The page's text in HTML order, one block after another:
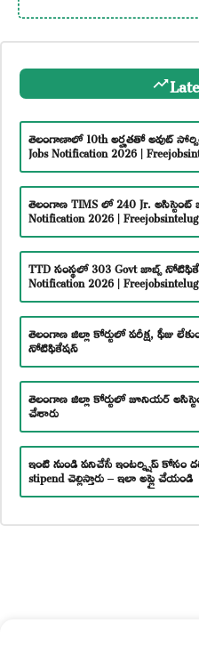
తెలంగాణాలో 10th అర్హతతో అవుట్
Jobs Notification 2026 |
తెలంగాణ TIMS లో 240 Jr. అసిస్టెంట్
Notification 2026 |
TTD సంస్థలో 303 Govt జాబ్స్
Notification 2026 |
తెలంగాణ జిల్లా కోర్టులో పరీక్ష, ఫీజు
నోటిఫికేషన్
తెలంగాణ జిల్లా కోర్టులో జూనియర్
చేశారు
ఇంటి నుండి పనిచేసే ఇంటర్న్షిప్ కోసం
stipend చెల్లిస్తారు – ఇలా అప్లై చేయండి